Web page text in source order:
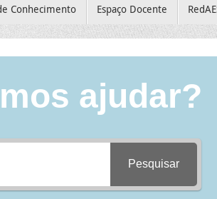
Conhecimento Espaço Docente
ajudar?
Pesquisar